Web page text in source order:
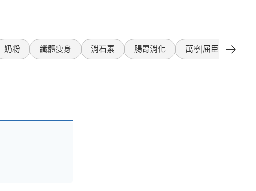
奶粉 纖體瘦身 消石素 腸胃消化 萬寧|屈臣氏產品